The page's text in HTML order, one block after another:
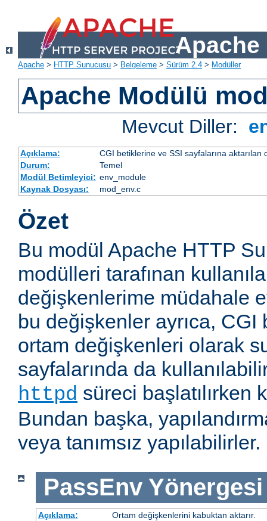
Apache
Apache > HTTP Sunucusu > Belgeleme > Sürüm 2.4 > Modüller
Apache Modülü
Mevcut Diller:
Açıklama:
CGI betiklerine ve SSI sayfalarına
Durum:
Temel
Modül Betimleyici: env_module
Kaynak Dosyası:
mod_env.c
Özet
Bu modül Apache HTTP
modülleri tarafınan
değişkenlerime müdahale
bu değişkenler ayrıca,
ortam değişkenleri olarak
sayfalarında da
httpd süreci başlatılırken
Bundan başka,
veya tanımsız yapılabilirler.
PassEnv Yönergesi
Açıklama:
Ortam değişkenlerini kabuktan aktarır.